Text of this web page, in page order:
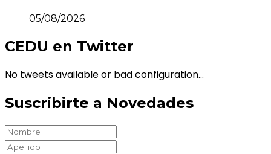
05/08/2026
CEDU en Twitter
No tweets available or bad configuration...
Suscribirte a Novedades